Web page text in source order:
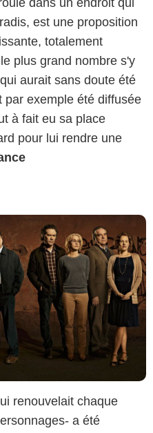
est une proposition
totalement
plus grand nombre s'y
aurait sans doute été
par exemple été diffusée
à fait eu sa place
pour lui rendre une
renouvelait chaque
a été